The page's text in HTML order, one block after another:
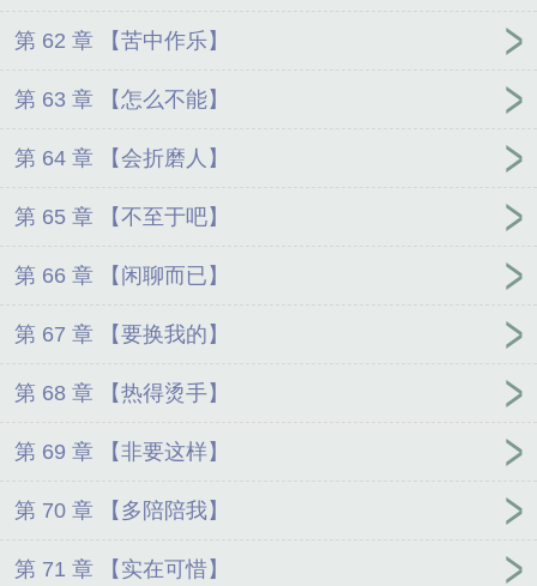
第 62 章 【苦中作乐】
第 63 章 【怎么不能】
第 64 章 【会折磨人】
第 65 章 【不至于吧】
第 66 章 【闲聊而已】
第 67 章 【要换我的】
第 68 章 【热得烫手】
第 69 章 【非要这样】
第 70 章 【多陪陪我】
第 71 章 【实在可惜】